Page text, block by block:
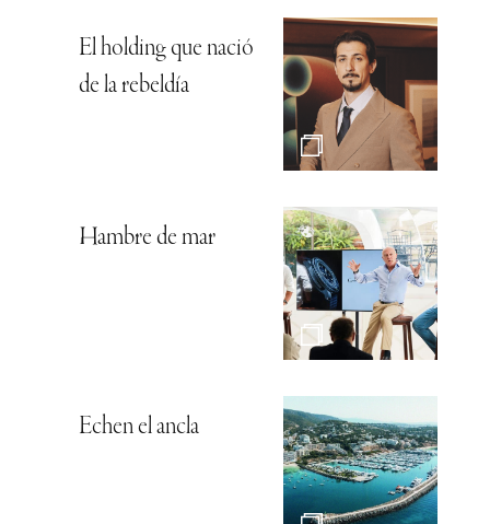
El holding que nació
de la rebeldía
Hambre de mar
Echen el ancla